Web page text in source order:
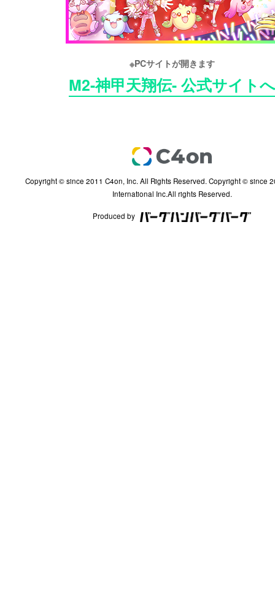
※PCサイトが開きます
M2-神甲天翔伝- 公式サイトへ
Copyright © since 2011 C4on, Inc. All Rights Reserved. Copyright © since 2002 InterServ
International Inc.All rights Reserved.
Produced by